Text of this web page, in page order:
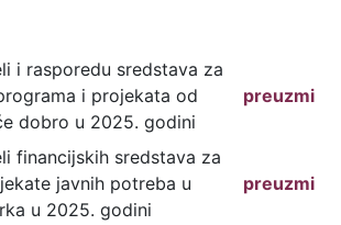
i rasporedu sredstava za
i projekata od
dobro u 2025. godini
preuzmi
financijskih sredstava za
javnih potreba u
u 2025. godini
preuzmi